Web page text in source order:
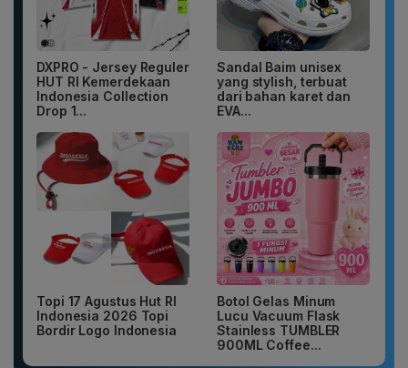
DXPRO - Jersey Reguler
HUT RI Kemerdekaan
Indonesia Collection
Drop 1...
Sandal Baim unisex
yang stylish, terbuat
dari bahan karet dan
EVA...
Topi 17 Agustus Hut RI
Indonesia 2026 Topi
Bordir Logo Indonesia
Botol Gelas Minum
Lucu Vacuum Flask
Stainless TUMBLER
900ML Coffee...